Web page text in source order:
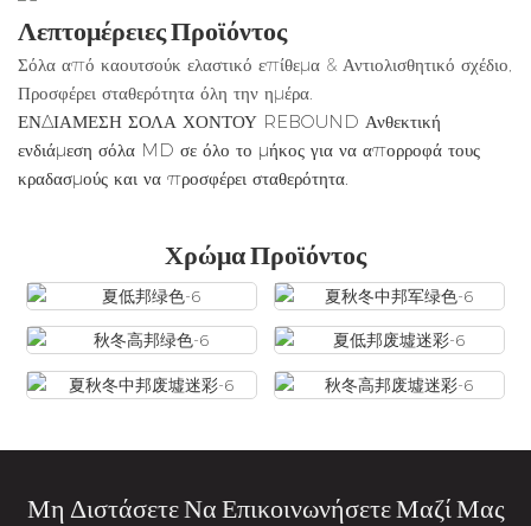
Λεπτομέρειες Προϊόντος
Σόλα από καουτσούκ ελαστικό επίθεμα & Αντιολισθητικό σχέδιο,
Προσφέρει σταθερότητα όλη την ημέρα.
ΕΝΔΙΑΜΕΣΗ ΣΟΛΑ ΧΟΝΤΟΥ REBOUND Ανθεκτική
ενδιάμεση σόλα MD σε όλο το μήκος για να απορροφά τους
κραδασμούς και να προσφέρει σταθερότητα.
Χρώμα Προϊόντος
Μη Διστάσετε Να Επικοινωνήσετε Μαζί Μας